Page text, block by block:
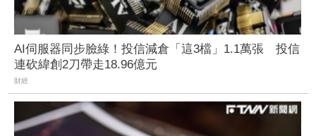
AI伺服器同步臉綠！投信減倉「這3檔」1.1萬張 投信
連砍緯創2刀帶走18.96億元
財經